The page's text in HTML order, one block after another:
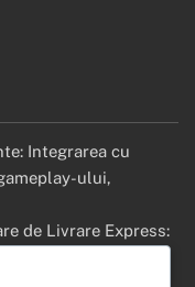
Integrarea cu
ului,
de Livrare Express: